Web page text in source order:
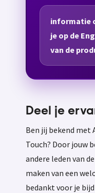
informatie
je op de
van de
Deel je
Ben jij bekend met
Touch? Door jouw
andere leden van
maken van een
bedankt voor je